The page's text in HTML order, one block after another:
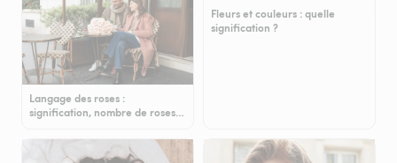
Langage des roses :
signification, nombre de roses…
Fleurs et couleurs : quelle
signification ?